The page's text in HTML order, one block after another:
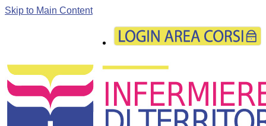
Skip to Main Content